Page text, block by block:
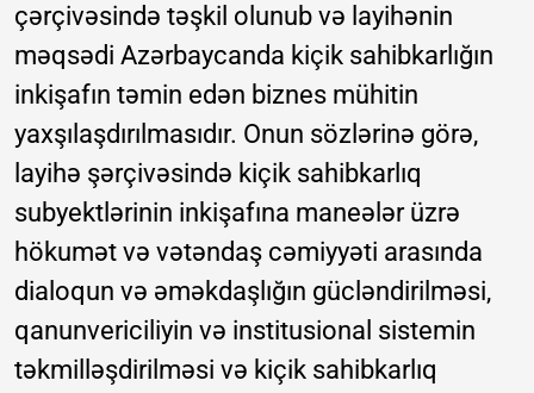
çərçivəsində təşkil olunub və layihənin
məqsədi Azərbaycanda kiçik sahibkarlığın
inkişafın təmin edən biznes mühitin
yaxşılaşdırılmasıdır. Onun sözlərinə görə,
layihə şərçivəsində kiçik sahibkarlıq
subyektlərinin inkişafına maneələr üzrə
hökumət və vətəndaş cəmiyyəti arasında
dialoqun və əməkdaşlığın gücləndirilməsi,
qanunvericiliyin və institusional sistemin
təkmilləşdirilməsi və kiçik sahibkarlıq